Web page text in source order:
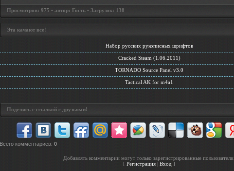
Просмотров: 975 • автор: Гость • Загрузок: 138
Эта качают все!
Набор русских рукописных шрифтов
Cracked Steam (1.06.2011)
TORNADO Source Panel v3.0
Tactical AK for m4a1
Поделись с ссылкой с друзьями!
Всего комментариев: 0
Добавлять комментарии могут только зарегистрированные пользователи.
[ Регистрация Вход ]